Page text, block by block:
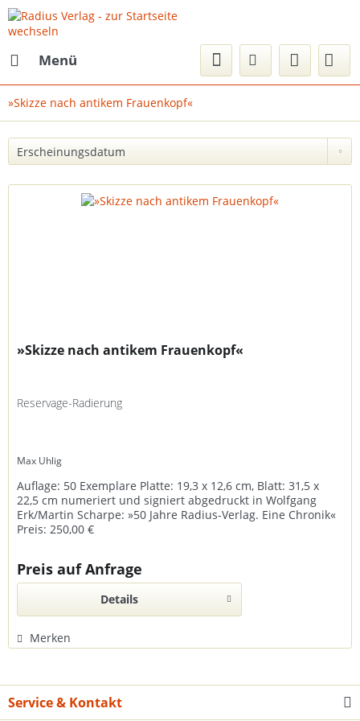
Menü
»Skizze nach antikem Frauenkopf«
»Skizze nach antikem Frauenkopf«
Reservage-Radierung
Max Uhlig
Auflage: 50 Exemplare Platte: 19,3 x 12,6 cm, Blatt: 31,5 x
22,5 cm numeriert und signiert abgedruckt in Wolfgang
Erk/Martin Scharpe: »50 Jahre Radius-Verlag. Eine Chronik«
Preis: 250,00 €
Preis auf Anfrage
Details
Merken
Service & Kontakt